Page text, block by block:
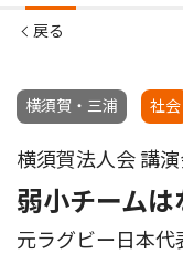
戻る
横須賀・三浦 社会
横須賀法人会 講
弱小チーム
元ラグビー日本代